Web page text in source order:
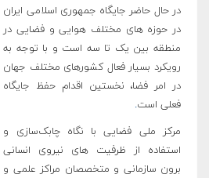
در حال حاضر جایگاه جمهوری اسلامی ایران
در حوزه های مختلف هوایی و فضایی در
منطقه بین یک تا سه است و با توجه به
رویکرد بسیار فعال کشورهای مختلف جهان
در امر فضا، نخستین اقدام حفظ جایگاه
فعلی است.
مرکز ملی فضایی با نگاه چابک‌سازی و
استفاده از ظرفیت های نیروی انسانی
برون سازمانی و متخصصان مراکز علمی و